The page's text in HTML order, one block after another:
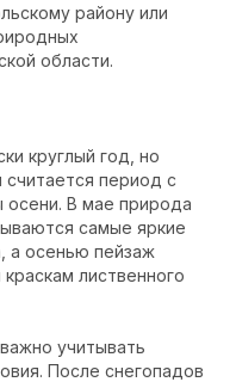
району или
области.
круглый год, но
период с
осени. В мае природа
самые яркие
а осенью пейзаж
лиственного
учитывать
После снегопадов